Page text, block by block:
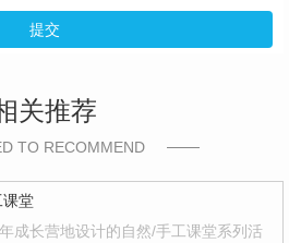
提交
关推荐
TO RECOMMEND
课堂
成长营地设计的自然/手工课堂系列活